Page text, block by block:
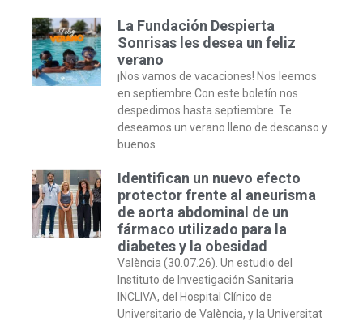
La Fundación Despierta
Sonrisas les desea un feliz
verano
¡Nos vamos de vacaciones! Nos leemos
en septiembre Con este boletín nos
despedimos hasta septiembre. Te
deseamos un verano lleno de descanso y
buenos
Identifican un nuevo efecto
protector frente al aneurisma
de aorta abdominal de un
fármaco utilizado para la
diabetes y la obesidad
València (30.07.26). Un estudio del
Instituto de Investigación Sanitaria
INCLIVA, del Hospital Clínico de
Universitario de València, y la Universitat